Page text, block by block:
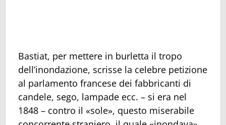
Bastiat, per mettere in burletta il tropo
dell’inondazione, scrisse la celebre petizione
al parlamento francese dei fabbricanti di
candele, sego, lampade ecc. – si era nel
1848 – contro il «sole», questo miserabile